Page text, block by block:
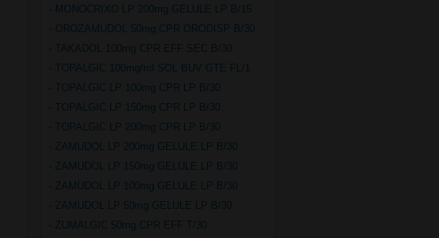
- MONOCRIXO LP 200mg GELULE LP B/15
- OROZAMUDOL 50mg CPR ORODISP B/30
- TAKADOL 100mg CPR EFF SEC B/30
- TOPALGIC 100mg/ml SOL BUV GTE FL/1
- TOPALGIC LP 100mg CPR LP B/30
- TOPALGIC LP 150mg CPR LP B/30
- TOPALGIC LP 200mg CPR LP B/30
- ZAMUDOL LP 200mg GELULE LP B/30
- ZAMUDOL LP 150mg GELULE LP B/30
- ZAMUDOL LP 100mg GELULE LP B/30
- ZAMUDOL LP 50mg GELULE LP B/30
- ZUMALGIC 50mg CPR EFF T/30